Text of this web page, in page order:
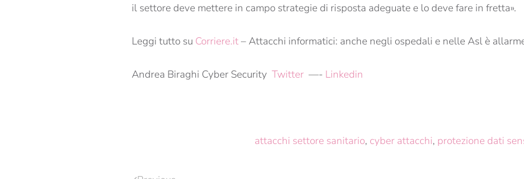
il settore deve mettere in campo strategie di risposta adeguate e lo deve fare in fretta».
Leggi tutto su Corriere.it– Attacchi informatici: anche negli ospedali e nelle Asl è
Andrea Biraghi Cyber Security Twitter —- Linkedin
attacchi settore sanitario, cyber attacchi, protezione dati